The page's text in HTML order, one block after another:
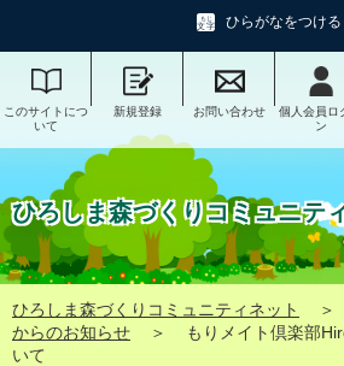
ひらがなをつける
このサイトにつ
いて
新規登録 お問い合わせ
個人会員ロ
ン
ひろしま森づくりコミュニテ
ひろしま森づくりコミュニティネット ＞
からのお知らせ
＞
もりメイト倶楽部
いて